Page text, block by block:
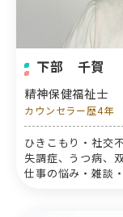
下部 千賀
精神保健福祉士
カウンセラー歴4年
ひきこもり・社交
失調症、うつ病、
仕事の悩み・雑談